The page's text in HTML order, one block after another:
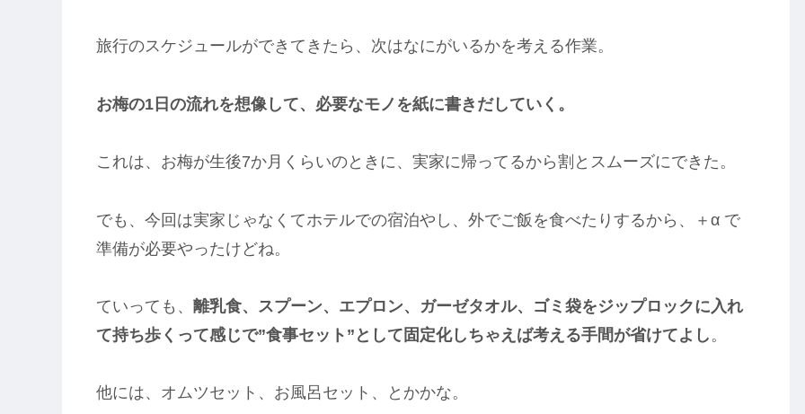
旅行のスケジュールができてきたら、次はなにがいるかを考える作業。
お梅の1日の流れを想像して、必要なモノを紙に書きだしていく。
これは、お梅が生後7か月くらいのときに、実家に帰ってるから割とスムーズにできた。
でも、今回は実家じゃなくてホテルでの宿泊やし、外でご飯を食べたりするから、＋α で
準備が必要やったけどね。
ていっても、 離乳食、スプーン、エプロン、ガーゼタオル、ゴミ袋をジップロックに入れ
て持ち歩くって感じで”食事セット”として固定化しちゃえば考える手間が省けてよし 。
他には、オムツセット、お風呂セット、とかかな。